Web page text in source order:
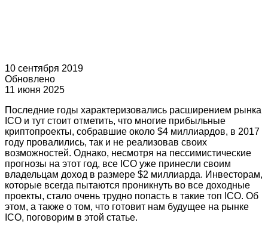
10 сентября 2019
Обновлено
11 июня 2025
Последние годы характеризовались расширением рынка
ICO и тут стоит отметить, что многие прибыльные
криптопроекты, собравшие около $4 миллиардов, в 2017
году провалились, так и не реализовав своих
возможностей. Однако, несмотря на пессимистические
прогнозы на этот год, все ICO уже принесли своим
владельцам доход в размере $2 миллиарда. Инвесторам,
которые всегда пытаются проникнуть во все доходные
проекты, стало очень трудно попасть в такие топ ICO. Об
этом, а также о том, что готовит нам будущее на рынке
ICO, поговорим в этой статье.